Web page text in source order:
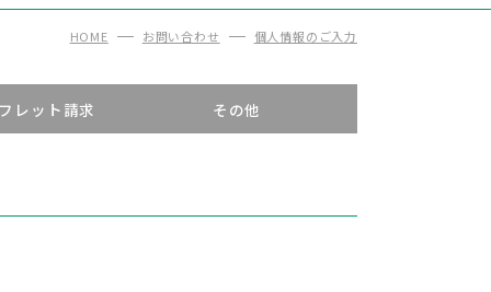
HOME お問い合わせ 個人情報のご入力
レット請求 その他